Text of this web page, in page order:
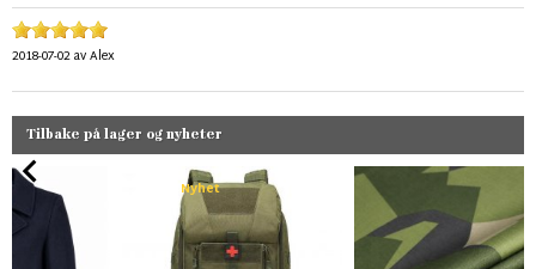
2018-07-02avAlex
Tilbake på lager og nyheter
Nyhet